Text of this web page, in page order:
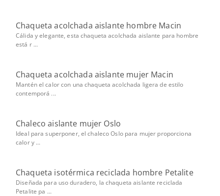
Chaqueta acolchada aislante hombre Macin
Cálida y elegante, esta chaqueta acolchada aislante para hombre
está r ...
Chaqueta acolchada aislante mujer Macin
Mantén el calor con una chaqueta acolchada ligera de estilo
contemporá ...
Chaleco aislante mujer Oslo
Ideal para superponer, el chaleco Oslo para mujer proporciona
calor y ...
Chaqueta isotérmica reciclada hombre Petalite
Diseñada para uso duradero, la chaqueta aislante reciclada
Petalite pa ...